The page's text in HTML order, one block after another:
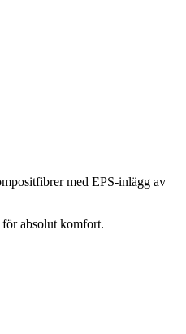
med EPS-inlägg av
absolut komfort.